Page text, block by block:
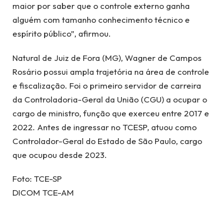
maior por saber que o controle externo ganha
alguém com tamanho conhecimento técnico e
espírito público”, afirmou.
Natural de Juiz de Fora (MG), Wagner de Campos
Rosário possui ampla trajetória na área de controle
e fiscalização. Foi o primeiro servidor de carreira
da Controladoria-Geral da União (CGU) a ocupar o
cargo de ministro, função que exerceu entre 2017 e
2022. Antes de ingressar no TCESP, atuou como
Controlador-Geral do Estado de São Paulo, cargo
que ocupou desde 2023.
Foto: TCE-SP
DICOM TCE-AM